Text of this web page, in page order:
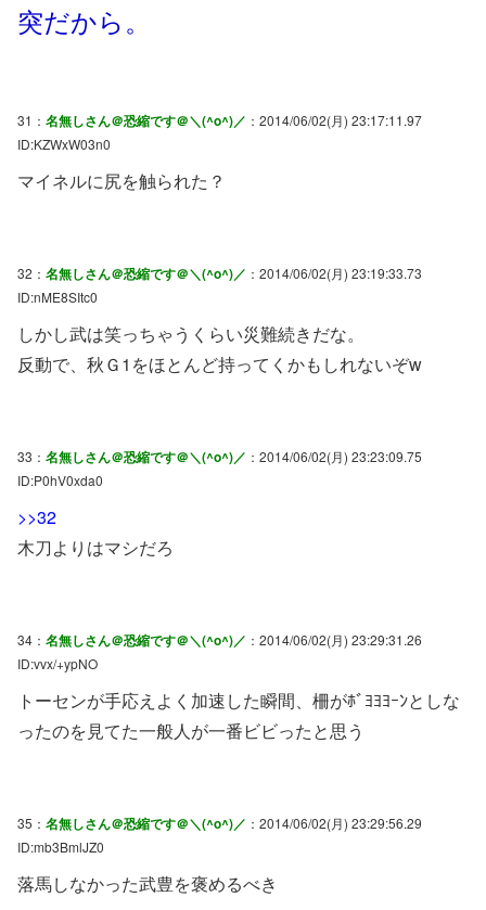
突だから。
31： 名無しさん＠恐縮です＠＼(^o^)／ ：2014/06/02(月) 23:17:11.97
ID:KZWxW03n0
マイネルに尻を触られた？
32： 名無しさん＠恐縮です＠＼(^o^)／ ：2014/06/02(月) 23:19:33.73
ID:nME8SItc0
しかし武は笑っちゃうくらい災難続きだな。
反動で、秋Ｇ1をほとんど持ってくかもしれないぞw
33： 名無しさん＠恐縮です＠＼(^o^)／ ：2014/06/02(月) 23:23:09.75
ID:P0hV0xda0
>>32
木刀よりはマシだろ
34： 名無しさん＠恐縮です＠＼(^o^)／ ：2014/06/02(月) 23:29:31.26
ID:vvx/+ypNO
トーセンが手応えよく加速した瞬間、柵がﾎﾞﾖﾖﾖｰﾝとしな
ったのを見てた一般人が一番ビビったと思う
35： 名無しさん＠恐縮です＠＼(^o^)／ ：2014/06/02(月) 23:29:56.29
ID:mb3BmlJZ0
落馬しなかった武豊を褒めるべき